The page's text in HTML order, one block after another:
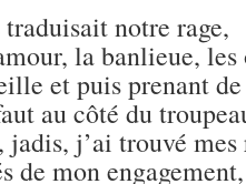
notre rage,
la banlieue, les
et puis prenant de
au côté du
jadis, j’ai trouvé
de mon engagement,